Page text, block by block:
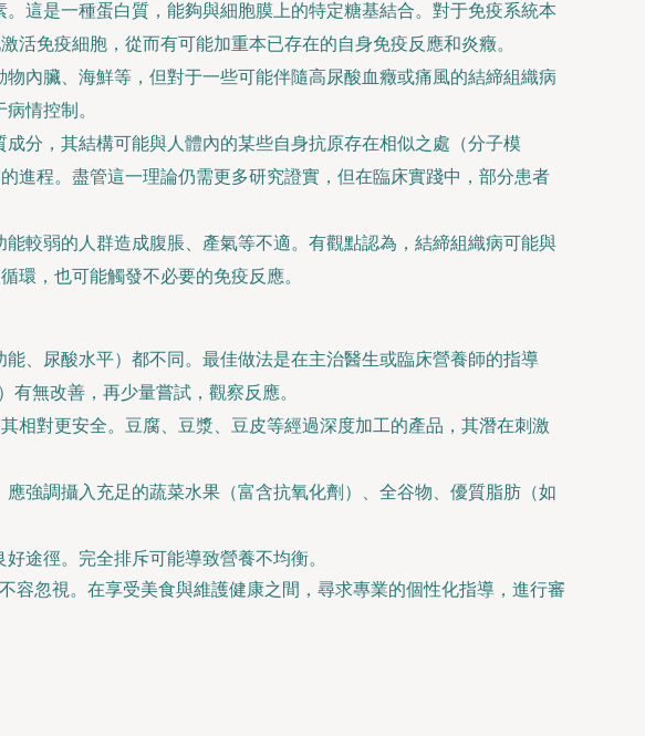
這是一種蛋白質，能夠與細胞膜上的特定糖基結合。對于免疫系統本
活免疫細胞，從而有可能加重本已存在的自身免疫反應和炎癥。
內臟、海鮮等，但對于一些可能伴隨高尿酸血癥或痛風的結締組織病
情控制。
分，其結構可能與人體內的某些自身抗原存在相似之處（分子模
進程。盡管這一理論仍需更多研究證實，但在臨床實踐中，部分患者
較弱的人群造成腹脹、產氣等不適。有觀點認為，結締組織病可能與
環，也可能觸發不必要的免疫反應。
、尿酸水平）都不同。最佳做法是在主治醫生或臨床營養師的指導
有無改善，再少量嘗試，觀察反應。
相對更安全。豆腐、豆漿、豆皮等經過深度加工的產品，其潛在刺激
強調攝入充足的蔬菜水果（富含抗氧化劑）、全谷物、優質脂肪（如
途徑。完全排斥可能導致營養不均衡。
忽視。在享受美食與維護健康之間，尋求專業的個性化指導，進行審